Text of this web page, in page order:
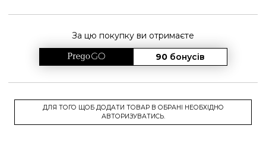
За цю покупку ви отримаєте
90 бонусів
ДЛЯ ТОГО ЩОБ ДОДАТИ ТОВАР В ОБРАНІ НЕОБХІДНО
АВТОРИЗУВАТИСЬ.